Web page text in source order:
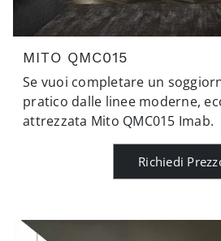
MITO QMC015
Se vuoi completare un
pratico dalle linee moderne,
attrezzata Mito QMC015 Imab.
Richiedi